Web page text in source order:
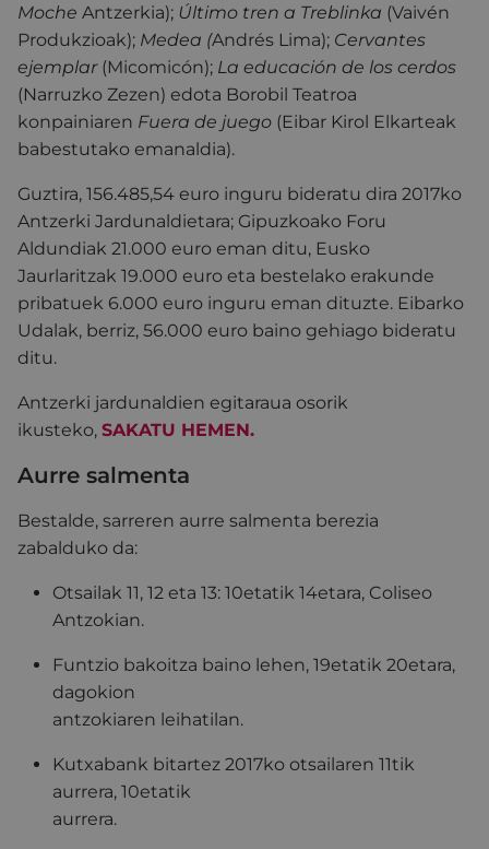
Moche Antzerkia); Último tren a Treblinka (Vaivén
Produkzioak); Medea (Andrés Lima); Cervantes
ejemplar(Micomicón); La educación de los cerdos
(Narruzko Zezen) edota Borobil Teatroa
konpainiaren Fuera de juego (Eibar Kirol Elkarteak
babestutako emanaldia).
Guztira, 156.485,54 euro inguru bideratu dira 2017ko
Antzerki Jardunaldietara; Gipuzkoako Foru
Aldundiak 21.000 euro eman ditu, Eusko
Jaurlaritzak 19.000 euro eta bestelako erakunde
pribatuek 6.000 euro inguru eman dituzte. Eibarko
Udalak, berriz, 56.000 euro baino gehiago bideratu
ditu.
Antzerki jardunaldien egitaraua osorik
ikusteko, SAKATU HEMEN.
Aurre salmenta
Bestalde, sarreren aurre salmenta berezia
zabalduko da:
Otsailak 11, 12 eta 13: 10etatik 14etara, Coliseo
Antzokian.
Funtzio bakoitza baino lehen, 19etatik 20etara,
dagokion
antzokiaren leihatilan.
Kutxabank bitartez 2017ko otsailaren 11tik
aurrera, 10etatik
aurrera.